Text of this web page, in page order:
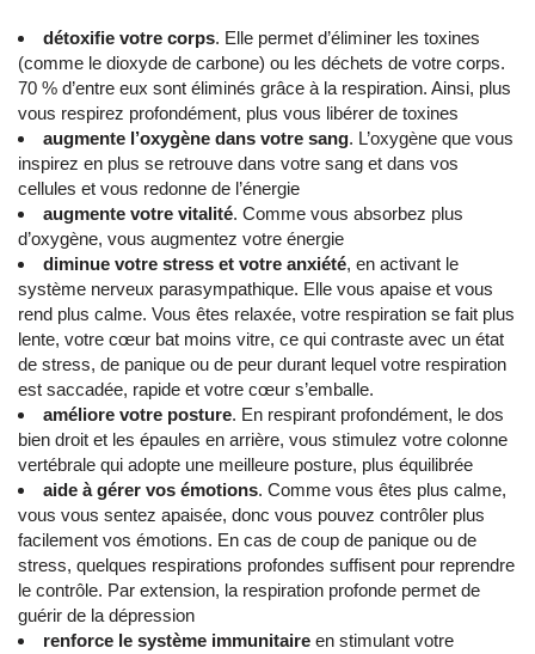
détoxifie votre corps. Elle permet d’éliminer les toxines
(comme le dioxyde de carbone) ou les déchets de votre corps.
70 % d’entre eux sont éliminés grâce à la respiration. Ainsi, plus
vous respirez profondément, plus vous libérer de toxines
augmente l’oxygène dans votre sang. L’oxygène que vous
inspirez en plus se retrouve dans votre sang et dans vos
cellules et vous redonne de l’énergie
augmente votre vitalité. Comme vous absorbez plus
d’oxygène, vous augmentez votre énergie
diminue votre stress et votre anxiété, en activant le
système nerveux parasympathique. Elle vous apaise et vous
rend plus calme. Vous êtes relaxée, votre respiration se fait plus
lente, votre cœur bat moins vitre, ce qui contraste avec un état
de stress, de panique ou de peur durant lequel votre respiration
est saccadée, rapide et votre cœur s’emballe.
améliore votre posture. En respirant profondément, le dos
bien droit et les épaules en arrière, vous stimulez votre colonne
vertébrale qui adopte une meilleure posture, plus équilibrée
aide à gérer vos émotions. Comme vous êtes plus calme,
vous vous sentez apaisée, donc vous pouvez contrôler plus
facilement vos émotions. En cas de coup de panique ou de
stress, quelques respirations profondes suffisent pour reprendre
le contrôle. Par extension, la respiration profonde permet de
guérir de la dépression
renforce le système immunitaire en stimulant votre